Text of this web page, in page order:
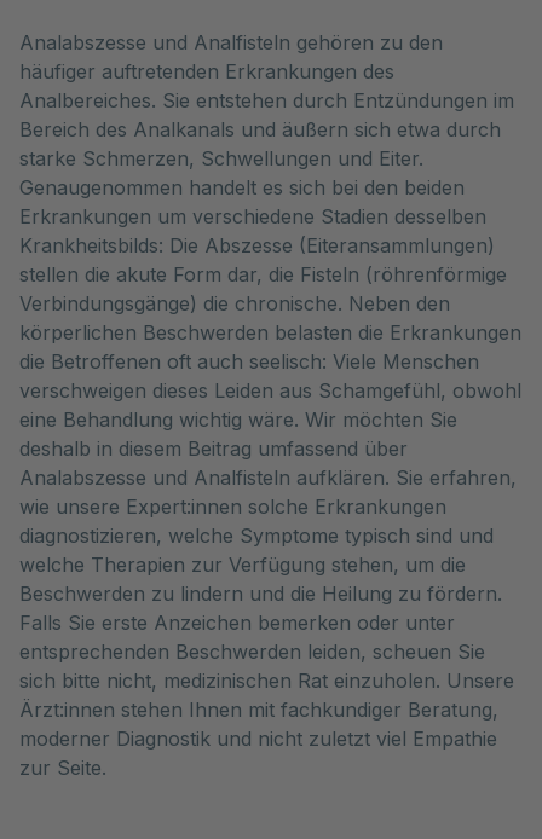
Analabszesse und Analfisteln gehören zu den
häufiger auftretenden Erkrankungen des
Analbereiches. Sie entstehen durch Entzündungen im
Bereich des Analkanals und äußern sich etwa durch
starke Schmerzen, Schwellungen und Eiter.
Genaugenommen handelt es sich bei den beiden
Erkrankungen um verschiedene Stadien desselben
Krankheitsbilds: Die Abszesse (Eiteransammlungen)
stellen die akute Form dar, die Fisteln (röhrenförmige
Verbindungsgänge) die chronische. Neben den
körperlichen Beschwerden belasten die Erkrankungen
die Betroffenen oft auch seelisch: Viele Menschen
verschweigen dieses Leiden aus Schamgefühl, obwohl
eine Behandlung wichtig wäre. Wir möchten Sie
deshalb in diesem Beitrag umfassend über
Analabszesse und Analfisteln aufklären. Sie erfahren,
wie unsere Expert:innen solche Erkrankungen
diagnostizieren, welche Symptome typisch sind und
welche Therapien zur Verfügung stehen, um die
Beschwerden zu lindern und die Heilung zu fördern.
Falls Sie erste Anzeichen bemerken oder unter
entsprechenden Beschwerden leiden, scheuen Sie
sich bitte nicht, medizinischen Rat einzuholen. Unsere
Ärzt:innen stehen Ihnen mit fachkundiger Beratung,
moderner Diagnostik und nicht zuletzt viel Empathie
zur Seite.